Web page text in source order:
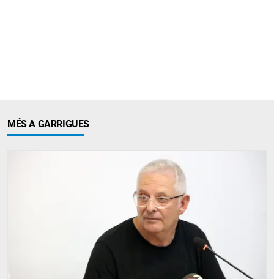
MÉS A GARRIGUES